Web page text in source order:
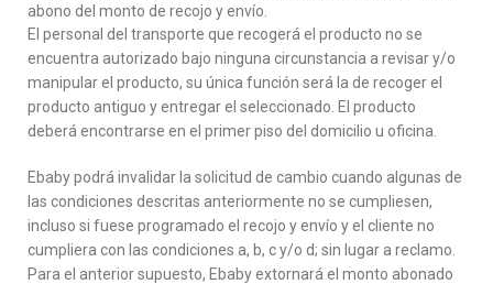
abono del monto de recojo y envío.
El personal del transporte que recogerá el producto no se
encuentra autorizado bajo ninguna circunstancia a revisar y/o
manipular el producto, su única función será la de recoger el
producto antiguo y entregar el seleccionado. El producto
deberá encontrarse en el primer piso del domicilio u oficina.
Ebaby podrá invalidar la solicitud de cambio cuando algunas de
las condiciones descritas anteriormente no se cumpliesen,
incluso si fuese programado el recojo y envío y el cliente no
cumpliera con las condiciones a, b, c y/o d; sin lugar a reclamo.
Para el anterior supuesto, Ebaby extornará el monto abonado